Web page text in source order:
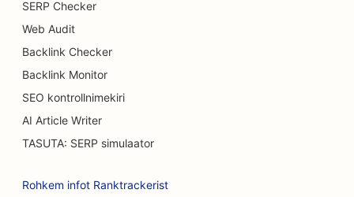
SEO Burgeri veoautodele
SEO kohvikutele
SEO autokauplustele
SEO Koogipoodide jaoks
SEO autopesulate jaoks
SERP Checker
Web Audit
Backlink Checker
Backlink Monitor
SEO kontrollnimekiri
AI Article Writer
TASUTA: SERP simulaator
Rohkem infot Ranktrackerist